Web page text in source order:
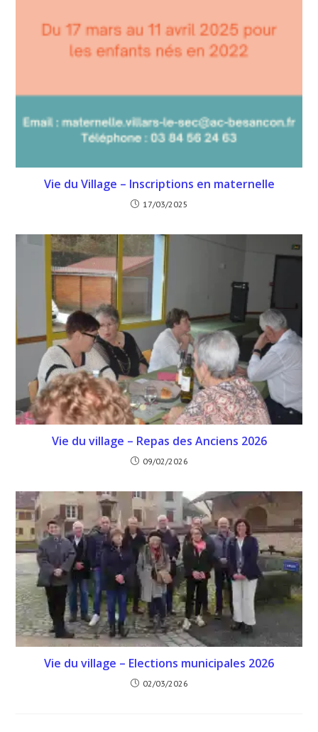
Vie du Village – Inscriptions en maternelle
17/03/2025
Vie du village – Repas des Anciens 2026
09/02/2026
Vie du village – Elections municipales 2026
02/03/2026